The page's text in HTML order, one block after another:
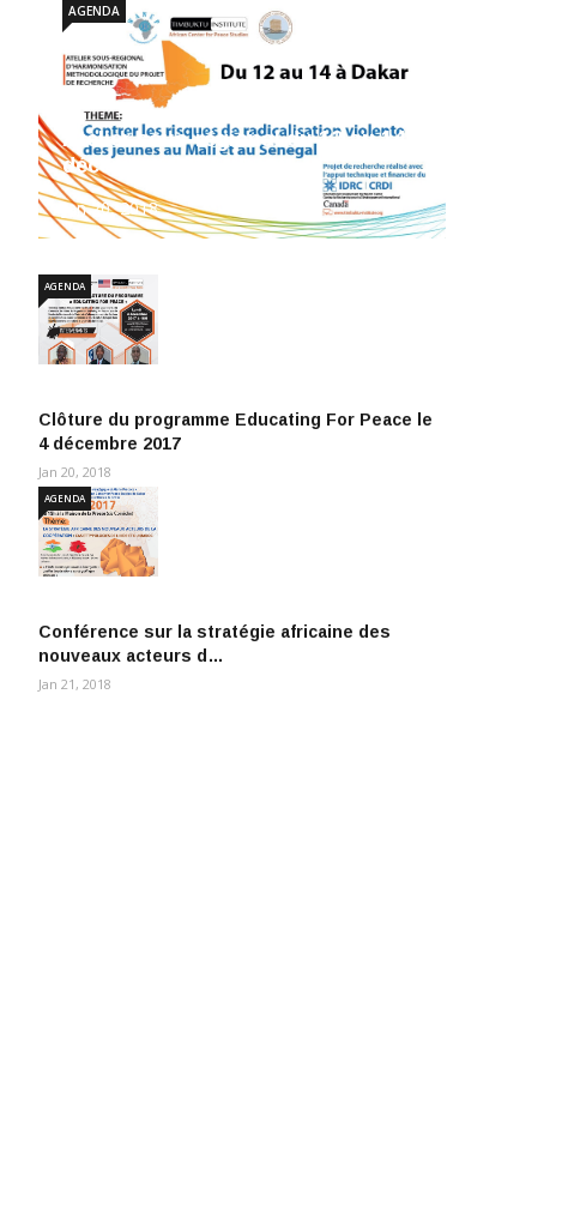
Atelier sous-régional du 12 au 14
décembre 2017
Jan 20, 2018
AGENDA
Clôture du programme Educating For Peace le
4 décembre 2017
AGENDA
Jan 20, 2018
Conférence sur la stratégie africaine des
nouveaux acteurs d…
AGENDA
Jan 21, 2018